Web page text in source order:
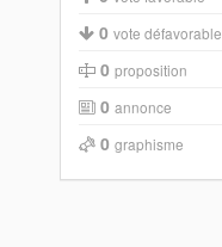
0 vote défavorable
0 proposition
0 annonce
0 graphisme